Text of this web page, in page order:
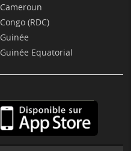
Cameroun
Congo (RDC)
Guinée
Guinée Equatorial